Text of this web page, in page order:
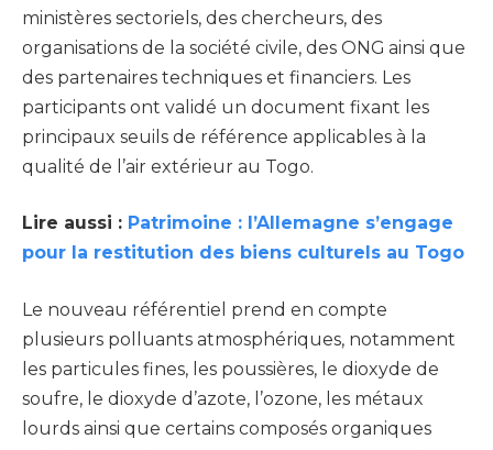
ministères sectoriels, des chercheurs, des
organisations de la société civile, des ONG ainsi que
des partenaires techniques et financiers. Les
participants ont validé un document fixant les
principaux seuils de référence applicables à la
qualité de l’air extérieur au Togo.
Lire aussi : Patrimoine : l’Allemagne s’engage
pour la restitution des biens culturels au Togo
Le nouveau référentiel prend en compte
plusieurs polluants atmosphériques, notamment
les particules fines, les poussières, le dioxyde de
soufre, le dioxyde d’azote, l’ozone, les métaux
lourds ainsi que certains composés organiques